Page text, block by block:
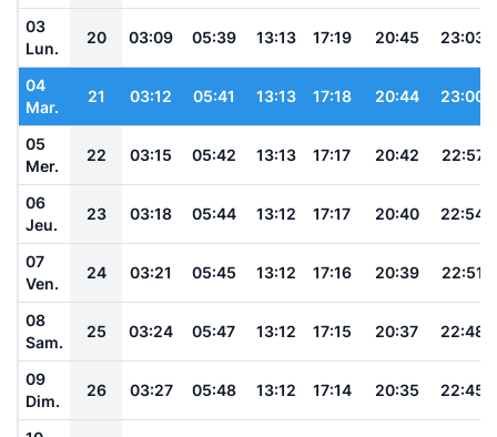
03
Lun.
20 03:09 05:39 13:13 17:19 20:45 23:03
04
Mar.
21 03:12 05:41 13:13 17:18 20:44 23:00
05
Mer.
22 03:15 05:42 13:13 17:17 20:42 22:57
06
Jeu.
23 03:18 05:44 13:12 17:17 20:40 22:54
07
Ven.
24 03:21 05:45 13:12 17:16 20:39 22:51
08
Sam.
25 03:24 05:47 13:12 17:15 20:37 22:48
09
Dim.
26 03:27 05:48 13:12 17:14 20:35 22:45